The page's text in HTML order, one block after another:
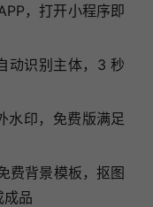
，打开小程序即
动识别主体，3 秒
水印，免费版满足
费背景模板，抠图
成品